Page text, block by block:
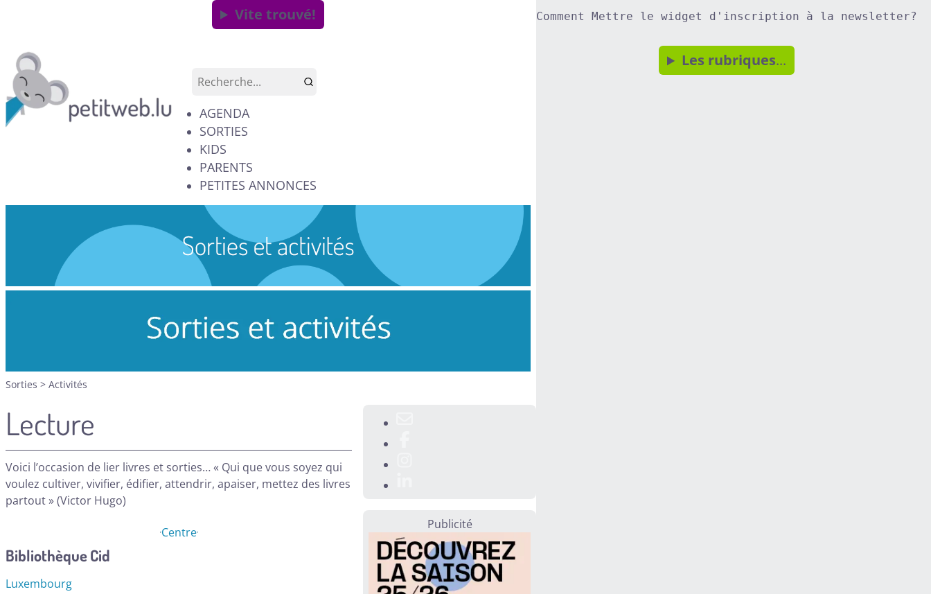
Vite trouvé!
AGENDA
SORTIES
KIDS
PARENTS
PETITES ANNONCES
Sorties > Activités
Lecture
Voici l’occasion de lier livres et sorties… « Qui que vous soyez qui
voulez cultiver, vivifier, édifier, attendrir, apaiser, mettez des livres
partout » (Victor Hugo)
Centre
Bibliothèque Cid
Luxembourg
Publicité
Comment Mettre le widget d'inscription à la newsletter?
Les rubriques...